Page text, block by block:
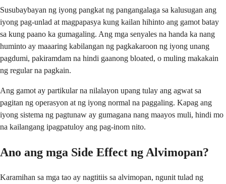
Susubaybayan ng iyong pangkat ng pangangalaga sa kalusugan ang
iyong pag-unlad at magpapasya kung kailan hihinto ang gamot batay
sa kung paano ka gumagaling. Ang mga senyales na handa ka nang
huminto ay maaaring kabilangan ng pagkakaroon ng iyong unang
pagdumi, pakiramdam na hindi gaanong bloated, o muling makakain
ng regular na pagkain.
Ang gamot ay partikular na nilalayon upang tulay ang agwat sa
pagitan ng operasyon at ng iyong normal na paggaling. Kapag ang
iyong sistema ng pagtunaw ay gumagana nang maayos muli, hindi mo
na kailangang ipagpatuloy ang pag-inom nito.
Ano ang mga Side Effect ng Alvimopan?
Karamihan sa mga tao ay nagtitiis sa alvimopan, ngunit tulad ng